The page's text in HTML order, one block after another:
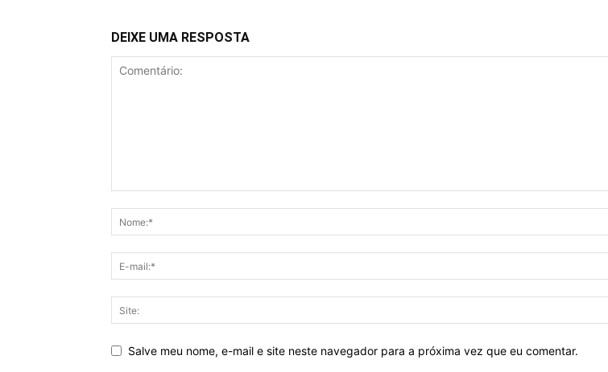
DEIXE UMA RESPOSTA
Salve meu nome, e-mail e site neste navegador para a próxima vez que eu comentar.